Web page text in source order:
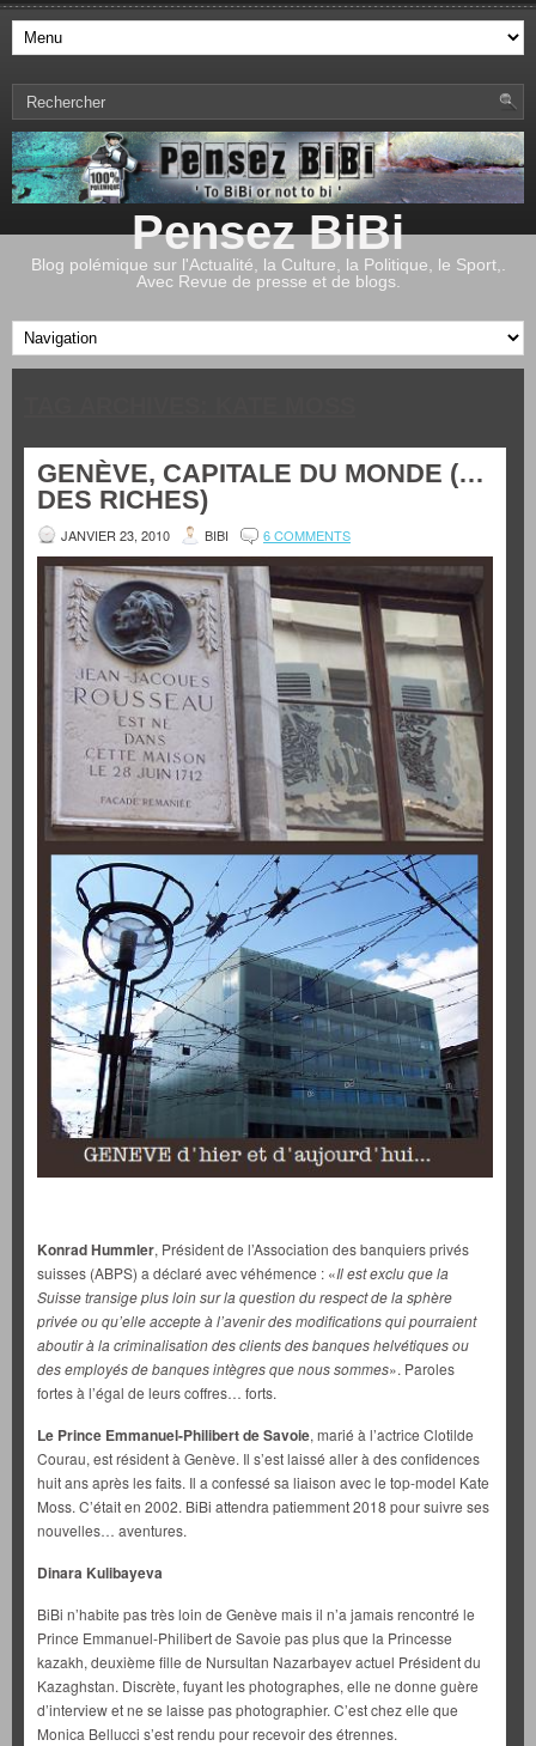
Pensez BiBi
Blog polémique sur l'Actualité, la Culture, la Politique, le Sport,.
Avec Revue de presse et de blogs.
GENÈVE, CAPITALE DU MONDE (…
DES RICHES)
JANVIER 23, 2010 BIBI 6 COMMENTS
Konrad Hummler, Président de l’Association des banquiers privés
suisses (ABPS) a déclaré avec véhémence : «Il est exclu que la
Suisse transige plus loin sur la question du respect de la sphère
privée ou qu’elle accepte à l’avenir des modifications qui pourraient
aboutir à la criminalisation des clients des banques helvétiques ou
des employés de banques intègres que nous sommes». Paroles
fortes à l’égal de leurs coffres… forts.
Le Prince Emmanuel-Philibert de Savoie, marié à l’actrice Clotilde
Courau, est résident à Genève. Il s’est laissé aller à des confidences
huit ans après les faits. Il a confessé sa liaison avec le top-model Kate
Moss. C’était en 2002. BiBi attendra patiemment 2018 pour suivre ses
nouvelles… aventures.
Dinara Kulibayeva
BiBi n’habite pas très loin de Genève mais il n’a jamais rencontré le
Prince Emmanuel-Philibert de Savoie pas plus que la Princesse
kazakh, deuxième fille de Nursultan Nazarbayev actuel Président du
Kazaghstan. Discrète, fuyant les photographes, elle ne donne guère
d’interview et ne se laisse pas photographier. C’est chez elle que
Monica Bellucci s’est rendu pour recevoir des étrennes.